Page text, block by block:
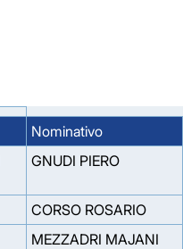
Nominativo
GNUDI PIERO
CORSO ROSARIO
MEZZADRI MAJANI